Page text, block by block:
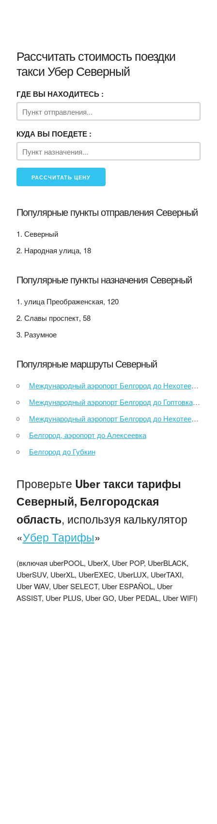
Рассчитать стоимость поездки
такси Убер Северный
ГДЕ ВЫ НАХОДИТЕСЬ :
КУДА ВЫ ПОЕДЕТЕ :
Популярные пункты отправления Северный
Северный
Народная улица, 18
Популярные пункты назначения Северный
улица Преображенская, 120
Славы проспект, 58
Разумное
Популярные маршруты Северный
Международный аэропорт Белгород до Нехотеевка
Международный аэропорт Белгород до Гоптовка Гоптовка - погранпереход
Международный аэропорт Белгород до Нехотеевка Нехотеевка КПП (РФ/Украина)
Белгород, аэропорт до Алексеевка
Белгород до Губкин
Проверьте Uber такси тарифы
Северный, Белгородская
область, используя калькулятор
«Убер Тарифы»
(включая uberPOOL, UberX, Uber POP, UberBLACK,
UberSUV, UberXL, UberEXEC, UberLUX, UberTAXI,
Uber WAV, Uber SELECT, Uber ESPAÑOL, Uber
ASSIST, Uber PLUS, Uber GO, Uber PEDAL, Uber WIFI)